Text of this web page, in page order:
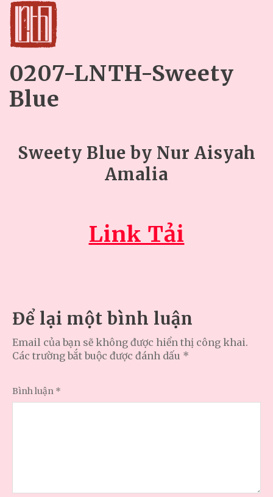
0207-LNTH-Sweety
Blue
Sweety Blue by Nur Aisyah
Amalia
Link Tải
Để lại một bình luận
Email của bạn sẽ không được hiển thị công khai.
Các trường bắt buộc được đánh dấu *
Bình luận *